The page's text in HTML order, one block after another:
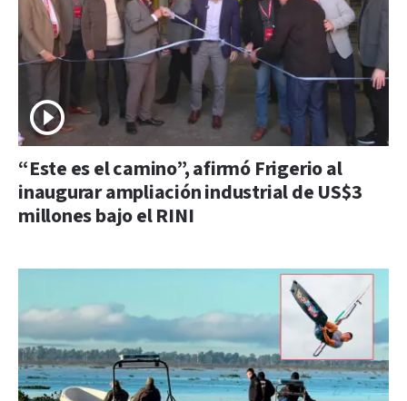
“Este es el camino”, afirmó Frigerio al
inaugurar ampliación industrial de US$3
millones bajo el RINI